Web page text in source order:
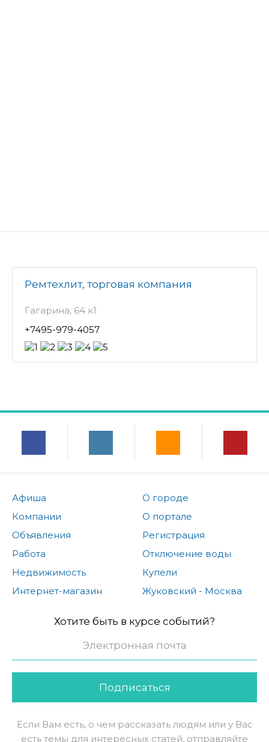
Ремтехлит, торговая компания
Гагарина, 64 к1
+7495-979-4057
Афиша
Компании
Объявления
Работа
Недвижимость
Интернет-магазин
О городе
О портале
Регистрация
Отключение воды
Купели
Жуковский - Москва
Хотите быть в курсе событий?
Подписаться
Если Вам есть, о чем рассказать людям или у Вас
есть темы для интересных статей, отправляйте